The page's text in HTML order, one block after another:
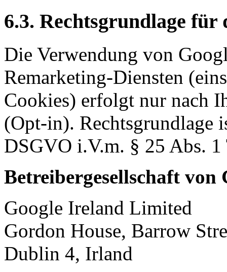
6.3. Rechtsgrundlage
Die Verwendung von
Remarketing-Diensten
Cookies) erfolgt nur nach
(Opt-in). Rechtsgrundlage
DSGVO i.V.m. § 25 Abs.
Betreibergesellschaft von
Google Ireland Limited
Gordon House, Barrow
Dublin 4, Irland